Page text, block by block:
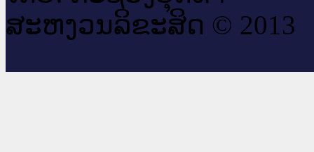
ສະ​ຫງວນ​ລິ​ຂະ​ສິດ © 2013